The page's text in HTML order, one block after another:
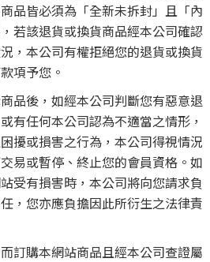
品皆必須為「全新未拆封」且「內
若該退貨或換貨商品經本公司確認
，本公司有權拒絕您的退貨或換貨
項予您。
品後，如經本公司判斷您有惡意退
有任何本公司認為不適當之情形，
擾或損害之行為，本公司得視情況
易或暫停、終止您的會員資格。如
受有損害時，本公司將向您請求負
，您亦應負擔因此所衍生之法律責
訂購本網站商品且經本公司查證屬